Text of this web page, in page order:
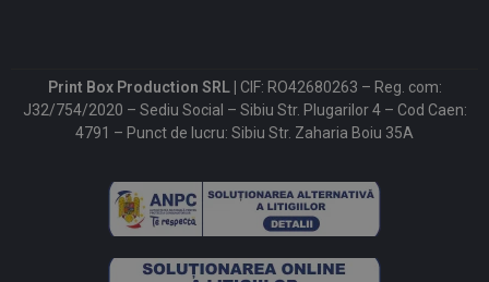
Print Box Production SRL | CIF: RO42680263 – Reg. com:
J32/754/2020 – Sediu Social – Sibiu Str. Plugarilor 4 – Cod Caen:
4791 – Punct de lucru: Sibiu Str. Zaharia Boiu 35A